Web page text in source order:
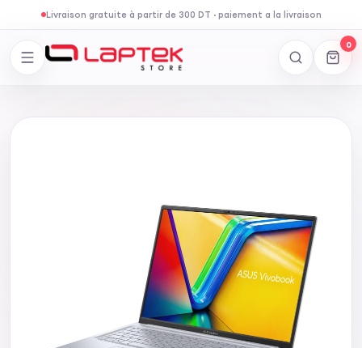
Livraison gratuite à partir de 300 DT ·paiement a la livraison
0